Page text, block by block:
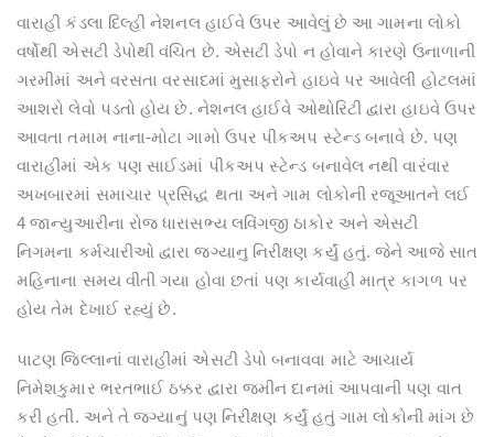
વારાહી કંડલા દિલ્હી નેશનલ હાઈવે ઉપર આવેલું છે આ ગામના લોકો
વર્ષોથી એસટી ડેપોથી વંચિત છે. એસટી ડેપો ન હોવાને કારણે ઉનાળાની
ગરમીમાં અને વરસતા વરસાદમાં મુસાફરોને હાઇવે પર આવેલી હોટલમાં
આશરો લેવો પડતો હોય છે. નેશનલ હાઈવે ઓથોરિટી દ્વારા હાઇવે ઉપર
આવતા તમામ નાના-મોટા ગામો ઉપર પીકઅપ સ્ટેન્ડ બનાવે છે. પણ
વારાહીમાં એક પણ સાઈડમાં પીકઅપ સ્ટેન્ડ બનાવેલ નથી વારંવાર
અખબારમાં સમાચાર પ્રસિદ્ધ થતા અને ગામ લોકોની રજૂઆતને લઈ
4 જાન્યુઆરીના રોજ ધારાસભ્ય લવિંગજી ઠાકોર અને એસટી
નિગમના કર્મચારીઓ દ્વારા જગ્યાનુ નિરીક્ષણ કર્યું હતું. જેને આજે સાત
મહિનાના સમય વીતી ગયા હોવા છતાં પણ કાર્યવાહી માત્ર કાગળ પર
હોય તેમ દેખાઈ રહ્યું છે.
પાટણ જિલ્લાનાં વારાહીમાં એસટી ડેપો બનાવવા માટે આચાર્ય
નિમેશકુમાર ભરતભાઈ ઠક્કર દ્વારા જમીન દાનમાં આપવાની પણ વાત
કરી હતી. અને તે જગ્યાનું પણ નિરીક્ષણ કર્યું હતું ગામ લોકોની માંગ છે